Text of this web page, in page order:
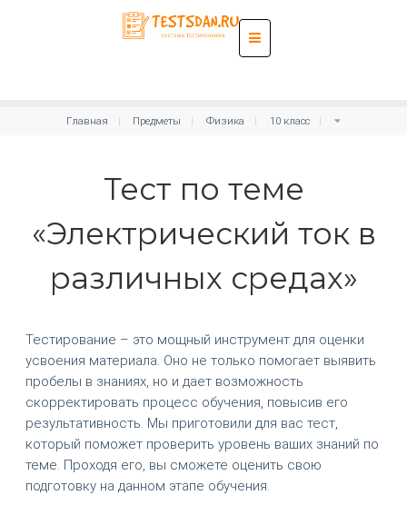
Главная Предметы Физика 10 класс
Тест по теме
«Электрический ток в
различных средах»
Тестирование – это мощный инструмент для оценки
усвоения материала. Оно не только помогает выявить
пробелы в знаниях, но и дает возможность
скорректировать процесс обучения, повысив его
результативность. Мы приготовили для вас тест,
который поможет проверить уровень ваших знаний по
теме. Проходя его, вы сможете оценить свою
подготовку на данном этапе обучения.